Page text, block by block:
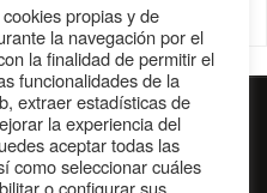
la Sociedad Erasmiana
propias y de
la navegación por el
la finalidad de permitir el
funcionalidades de la
extraer estadísticas de
la experiencia del
aceptar todas las
como seleccionar cuáles
o configurar sus